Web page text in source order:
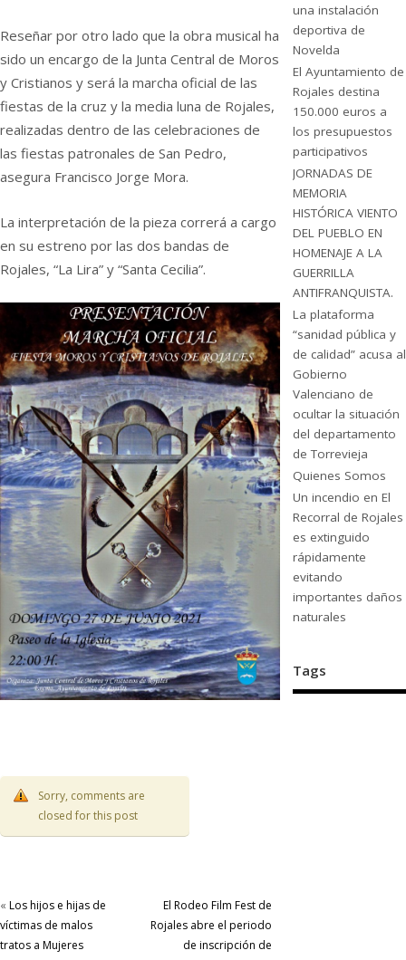
Reseñar por otro lado que la obra musical ha
sido un encargo de la Junta Central de Moros
y Cristianos y será la marcha oficial de las
fiestas de la cruz y la media luna de Rojales,
realizadas dentro de las celebraciones de
las fiestas patronales de San Pedro,
asegura Francisco Jorge Mora.
La interpretación de la pieza correrá a cargo
en su estreno por las dos bandas de
Rojales, “La Lira” y “Santa Cecilia”.
Sorry, comments are
closed for this post
« Los hijos e hijas de
víctimas de malos
tratos a Mujeres
El Rodeo Film Fest de
Rojales abre el periodo
de inscripción de
una instalación
deportiva de
Novelda
El Ayuntamiento de
Rojales destina
150.000 euros a
los presupuestos
participativos
JORNADAS DE
MEMORIA
HISTÓRICA VIENTO
DEL PUEBLO EN
HOMENAJE A LA
GUERRILLA
ANTIFRANQUISTA.
La plataforma
“sanidad pública y
de calidad” acusa al
Gobierno
Valenciano de
ocultar la situación
del departamento
de Torrevieja
Quienes Somos
Un incendio en El
Recorral de Rojales
es extinguido
rápidamente
evitando
importantes daños
naturales
Tags